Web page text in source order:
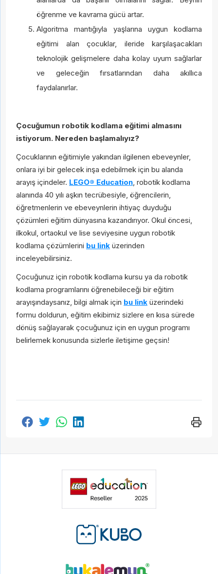
öğrenme ve kavrama gücü artar.
Algoritma mantığıyla yaşlarına uygun kodlama
eğitimi alan çocuklar, ileride karşılaşacakları
teknolojik gelişmelere daha kolay uyum sağlarlar
ve geleceğin fırsatlarından daha akıllıca
faydalanırlar.
Çocuğumun robotik kodlama eğitimi almasını
istiyorum. Nereden başlamalıyız?
Çocuklarının eğitimiyle yakından ilgilenen ebeveynler,
onlara iyi bir gelecek inşa edebilmek için bu alanda
arayış içindeler. LEGO® Education, robotik kodlama
alanında 40 yılı aşkın tecrübesiyle, öğrencilerin,
öğretmenlerin ve ebeveynlerin ihtiyaç duyduğu
çözümleri eğitim dünyasına kazandırıyor. Okul öncesi,
ilkokul, ortaokul ve lise seviyesine uygun robotik
kodlama çözümlerini bu link üzerinden
inceleyebilirsiniz.
Çocuğunuz için robotik kodlama kursu ya da robotik
kodlama programlarını öğrenebileceği bir eğitim
arayışındaysanız, bilgi almak için bu link üzerindeki
formu doldurun, eğitim ekibimiz sizlere en kısa sürede
dönüş sağlayarak çocuğunuz için en uygun programı
belirlemek konusunda sizlerle iletişime geçsin!
metnini
buradan okuyabilirsiniz.
Kişiselleştirilmiş ve tercihlerime uygun
pazarlama faaliyetlerinin gerçekleştirilmesi
ile buna yönelik olarak fırsat ve
duyurulardan haberdar olmak için e-posta
ve telefon araması yolu ile tarafımla iletişim
Gönder
Kişisel verilerin korunmasına ilişkin
metniniburadan okuyabilirsiniz.
Kişiselleştirilmiş ve tercihlerime uygun
pazarlama faaliyetlerinin gerçekleştirilmesi
ile buna yönelik olarak fırsat ve
kurulmasına açık rıza metnikapsamında
onay veriyorum.
Gönder
2-12 Taksit 2-6 Taksit
2-12 Taksit 2-12 Taksit